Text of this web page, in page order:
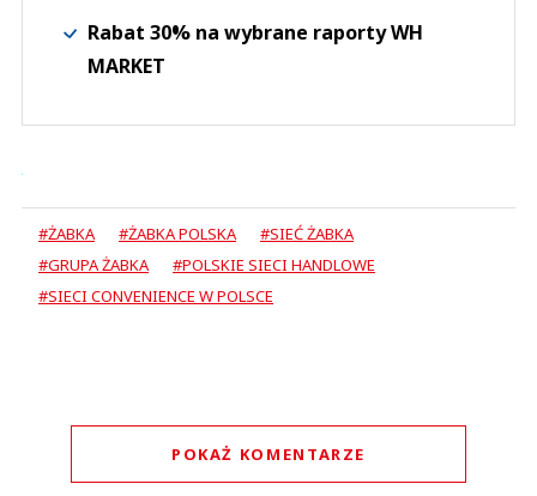
Rabat 30% na wybrane raporty WH
MARKET
#ŻABKA #ŻABKA POLSKA
#SIEĆ ŻABKA
#GRUPA ŻABKA
#POLSKIE SIECI HANDLOWE
#SIECI CONVENIENCE W POLSCE
POKAŻ KOMENTARZE